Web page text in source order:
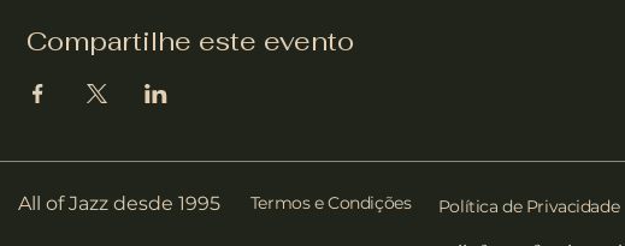
Compartilhe este evento
All of Jazz desde 1995 Termos e Condições Política de Privacidade